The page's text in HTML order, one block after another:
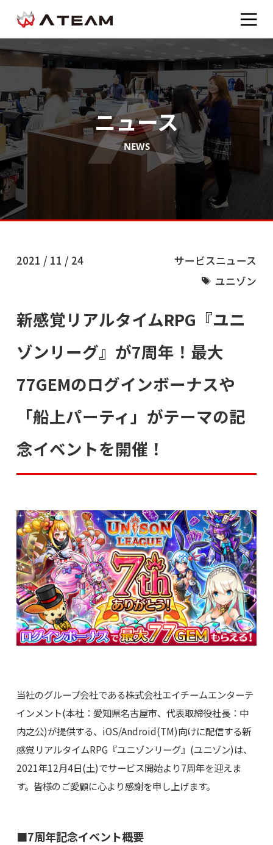
ニュース
NEWS
2021 / 11 / 24
サービスニュース
ユニゾン
新感覚リアルタイムRPG『ユニ
ゾンリーグ』が7周年！最大
77GEMのログインボーナスや
「船上パーティ」がテーマの記
念イベントを開催！
当社のグループ会社である株式会社エイチームエンターテ
インメント(本社：愛知県名古屋市、代表取締役社長：中
内之公)が提供する、iOS/Android(TM)向けに配信する新
感覚リアルタイムRPG『ユニゾンリーグ』(ユニゾン)は、
2021年12月4日(土)でサービス開始より7周年を迎えま
す。皆様のご愛顧に心より感謝を申し上げます。
■7周年記念イベント概要